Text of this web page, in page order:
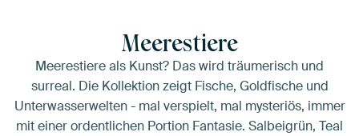
Meerestiere
Meerestiere als Kunst? Das wird träumerisch und
surreal. Die Kollektion zeigt Fische, Goldfische und
Unterwasserwelten - mal verspielt, mal mysteriös, immer
mit einer ordentlichen Portion Fantasie. Salbeigrün, Teal